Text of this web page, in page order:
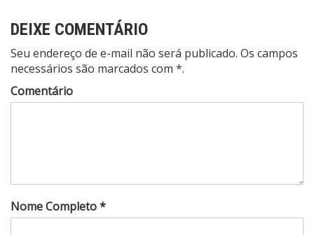
DEIXE COMENTÁRIO
Seu endereço de e-mail não será publicado. Os campos
necessários são marcados com *.
Comentário
Nome Completo *